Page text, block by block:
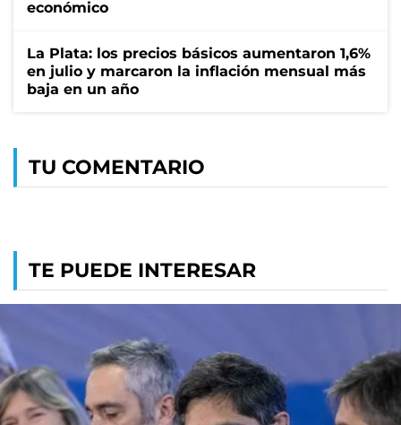
económico
La Plata: los precios básicos aumentaron 1,6%
en julio y marcaron la inflación mensual más
baja en un año
TU COMENTARIO
TE PUEDE INTERESAR